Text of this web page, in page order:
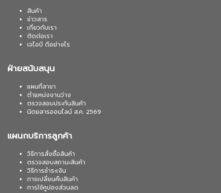
สินค้า
ข่าวสาร
เกี่ยวกับเรา
ติดต่อเรา
เจไอบี ดีอย่างไร
ฝ่ายสนับสนุน
แผนที่สาขา
ตำแหน่งงานว่าง
ตรวจสอบประกันสินค้า
นิตยสารออนไลน์ ส.ค. 2569
แผนกบริการลูกค้า
วิธีการสั่งซื้อสินค้า
ตรวจสอบสถานะสินค้า
วิธีการชำระเงิน
การเปลี่ยนคืนสินค้า
การใช้คูปองส่วนลด